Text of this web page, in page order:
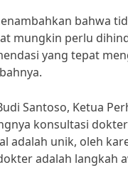
bahwa
mungkin perlu
yang tepat
Santoso, Ketua
konsultasi
adalah unik, oleh
adalah langkah